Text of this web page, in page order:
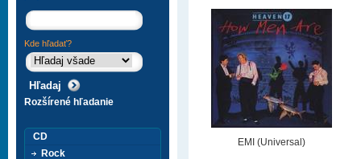
EMI (Universal)
Kde hľadať?
Rozšírené hľadanie
CD
Rock